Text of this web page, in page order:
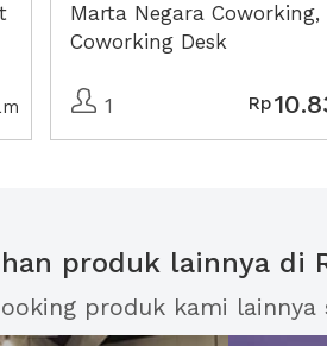
Marta Negara Coworking,
Coworking Desk
1 Rp
produk lainnya di
produk kami lainnya